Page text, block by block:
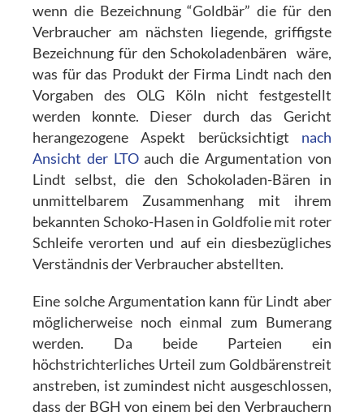
wenn die Bezeichnung “Goldbär” die für den
Verbraucher am nächsten liegende, griffigste
Bezeichnung für den Schokoladenbären wäre,
was für das Produkt der Firma Lindt nach den
Vorgaben des OLG Köln nicht festgestellt
werden konnte. Dieser durch das Gericht
herangezogene Aspekt berücksichtigt nach
Ansicht der LTOauch die Argumentation von
Lindt selbst, die den Schokoladen-Bären in
unmittelbarem Zusammenhang mit ihrem
bekannten Schoko-Hasen in Goldfolie mit roter
Schleife verorten und auf ein diesbezügliches
Verständnis der Verbraucher abstellten.
Eine solche Argumentation kann für Lindt aber
möglicherweise noch einmal zum Bumerang
werden. Da beide Parteien ein
höchstrichterliches Urteil zum Goldbärenstreit
anstreben, ist zumindest nicht ausgeschlossen,
dass der BGH von einem bei den Verbrauchern